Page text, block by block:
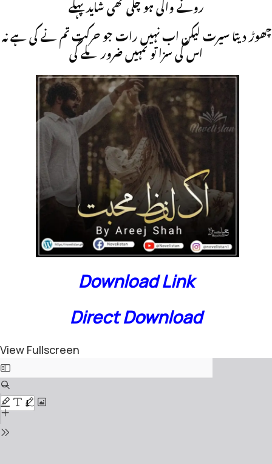
رونے والی ہو چکی تھی شاید پہلے
چھوڑ دیتا سیرت لیکن اب نہیں رات جو حرکت تم نے کی ہے نہ
اس کی سزا تو تمہیں ضرور ملے گی
Download Link
Direct Download
View Fullscreen